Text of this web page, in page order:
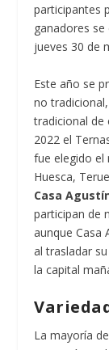
participantes
ganadores
jueves 30 de
Este año se
no
tradicional de
2022 el
fue elegido el
Huesca,
Casa
participan de
aunque Casa
al trasladar
la capital
La mayoría